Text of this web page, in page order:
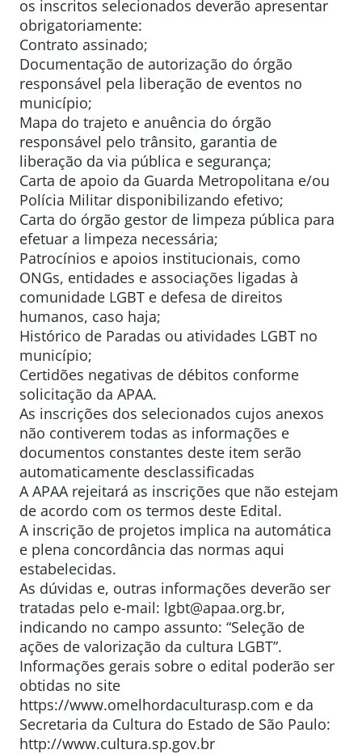
os inscritos selecionados deverão apresentar
obrigatoriamente:
Contrato assinado;
Documentação de autorização do órgão
responsável pela liberação de eventos no
município;
Mapa do trajeto e anuência do órgão
responsável pelo trânsito, garantia de
liberação da via pública e segurança;
Carta de apoio da Guarda Metropolitana e/ou
Polícia Militar disponibilizando efetivo;
Carta do órgão gestor de limpeza pública para
efetuar a limpeza necessária;
Patrocínios e apoios institucionais, como
ONGs, entidades e associações ligadas à
comunidade LGBT e defesa de direitos
humanos, caso haja;
Histórico de Paradas ou atividades LGBT no
município;
Certidões negativas de débitos conforme
solicitação da APAA.
As inscrições dos selecionados cujos anexos
não contiverem todas as informações e
documentos constantes deste item serão
automaticamente desclassificadas
A APAA rejeitará as inscrições que não estejam
de acordo com os termos deste Edital.
A inscrição de projetos implica na automática
e plena concordância das normas aqui
estabelecidas.
As dúvidas e, outras informações deverão ser
tratadas pelo e-mail: lgbt@apaa.org.br,
indicando no campo assunto: “Seleção de
ações de valorização da cultura LGBT”.
Informações gerais sobre o edital poderão ser
obtidas no site
https://www.omelhordaculturasp.com e da
Secretaria da Cultura do Estado de São Paulo:
http://www.cultura.sp.gov.br